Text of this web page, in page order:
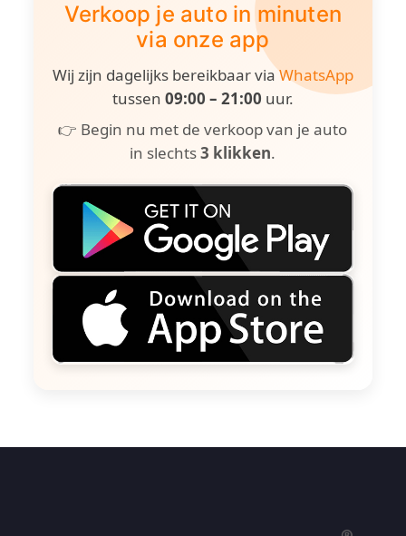
Verkoop je auto in minuten
via onze app
Wij zijn dagelijks bereikbaar viaWhatsApp
tussen 09:00 – 21:00 uur.
👉 Begin nu met de verkoop van je auto
in slechts3 klikken.